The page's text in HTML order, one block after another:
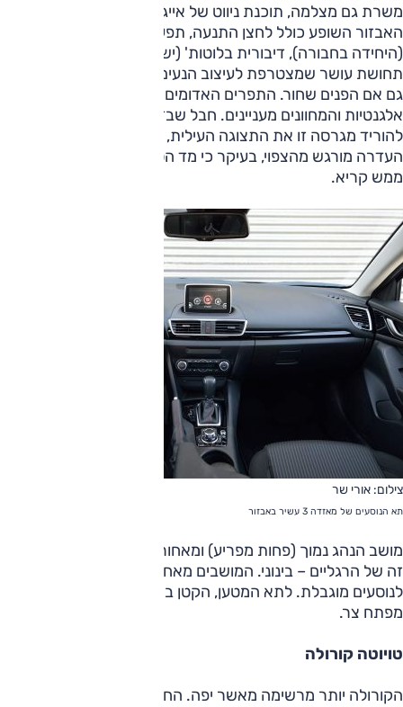
משרת גם מצלמה, תוכנת ניווט של אייגו ו...הוא קצת סבוך.
האבזור השופע כולל לחצן התנעה, תפעול הילוכים מההגה
(היחידה בחבורה), דיבורית בלוטות' (יש בכולן) ובקרת שיוט, ויוצר
תחושת עושר שמצטרפת לעיצוב הנעים והחומרים האיכותיים –
גם אם הפנים שחור. התפרים האדומים שעל ההגה מוסיפים
אלגנטיות והמחוונים מעניינים. חבל שבדלק מוטורס החליטו
להוריד מגרסה זו את התצוגה העילית, הנוחה וחשובה בטיחותית.
העדרה מורגש מהצפוי, בעיקר כי מד הסל"ד עבר לצג קטן ולא
ממש קריא.
צילום: אורי שר
תא הנוסעים של מאזדה 3 עשיר באבזור
מושב הנהג נמוך (פחות מפריע) ומאחור המרווח הראש טוב, אך
זה של הרגליים – בינוני. המושבים מאחור נמוכים ומוטים והראות
לנוסעים מוגבלת. לתא המטען, הקטן בחבורה (אך עדיין מספק) –
מפתח צר.
טויוטה קורולה
הקורולה יותר מרשימה מאשר יפה. החזית ממשיכה בקו האופקי